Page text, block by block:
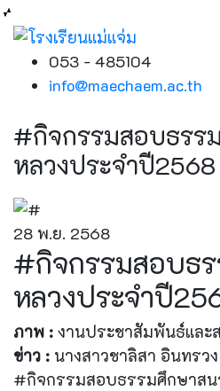
053 - 485104
info@maechaem.ac.th
#กิจกรรมสอบธรร
หลวงประจำปี2568
28 พ.ย. 2568
#กิจกรรมสอบธ
หลวงประจำปี
ภาพ : งานประชาสัมพันธ์และ
ข่าว : นางสาวชาลิสา อินทรวง
#กิจกรรมสอบธรรมศึกษาส